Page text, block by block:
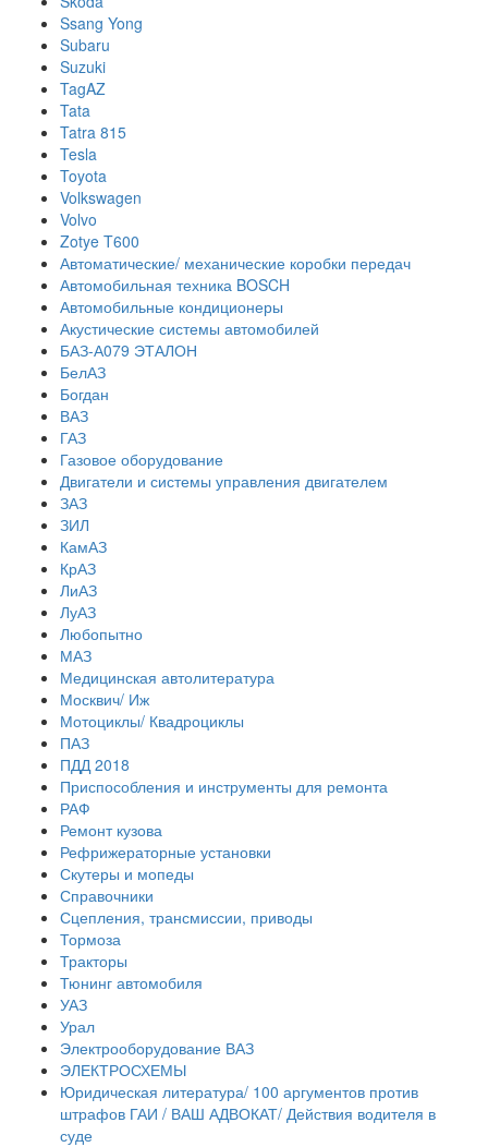
Ssang Yong
Subaru
Suzuki
TagAZ
Tata
Tatra 815
Tesla
Toyota
Volkswagen
Volvo
Zotye T600
Автоматические/ механические коробки передач
Автомобильная техника BOSCH
Автомобильные кондиционеры
Акустические системы автомобилей
БАЗ-А079 ЭТАЛОН
БелАЗ
Богдан
ВАЗ
ГАЗ
Газовое оборудование
Двигатели и системы управления двигателем
ЗАЗ
ЗИЛ
КамАЗ
КрАЗ
ЛиАЗ
ЛуАЗ
Любопытно
МАЗ
Медицинская автолитература
Москвич/ Иж
Мотоциклы/ Квадроциклы
ПАЗ
ПДД 2018
Приспособления и инструменты для ремонта
РАФ
Ремонт кузова
Рефрижераторные установки
Скутеры и мопеды
Справочники
Сцепления, трансмиссии, приводы
Тормоза
Тракторы
Тюнинг автомобиля
УАЗ
Урал
Электрооборудование ВАЗ
ЭЛЕКТРОСХЕМЫ
Юридическая литература/ 100 аргументов против
штрафов ГАИ / ВАШ АДВОКАТ/ Действия водителя в
суде